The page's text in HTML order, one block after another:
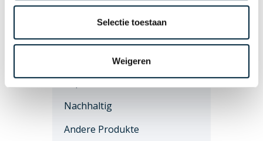
Selectie toestaan
Weigeren
PP-Hotmelt
Papier
Nachhaltig
Andere Produkte